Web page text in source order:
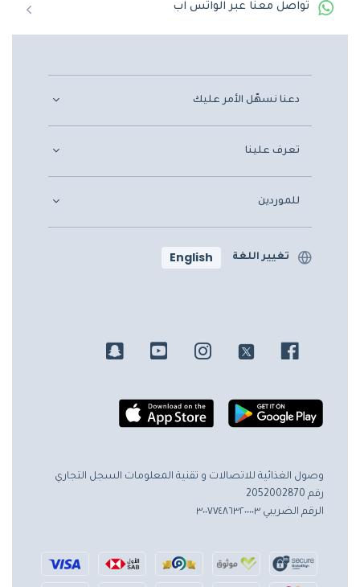
تواصل معنا عبر الواتس اب
دعنا نسهّل الأمر عليك
تعرف علينا
للموردين
تغيير اللغة English
وصول الغذائية للاتصالات و تقنية المعلومات السجل التجاري
رقم 2052002870
الرقم الضريبي ٣٠٠٧٧٤٨٦٣٢٠٠٠٠٣